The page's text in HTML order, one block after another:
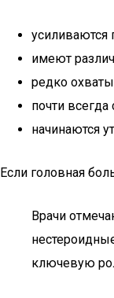
усиливаются
имеют
редко
почти
начинаются
Если головная
Врачи
ключевую